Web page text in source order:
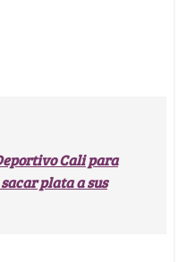
Cali para
plata a sus